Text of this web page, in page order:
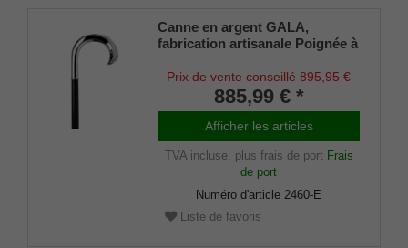
Canne en argent GALA,
fabrication artisanale Poignée à
925/1000, canne en bois
d'ébène noble, travail de
manufacture
Prix de vente conseillé 895,95 €
885,99 € *
Afficher les articles
TVA incluse. plus frais de port Frais
de port
Numéro d'article 2460-E
Liste de favoris